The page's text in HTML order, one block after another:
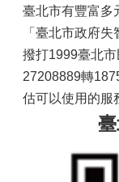
臺北市有豐富多
「臺北市政府
撥打1999臺北
27208889轉
估可以使用的服